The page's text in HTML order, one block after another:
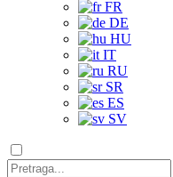
FR
DE
HU
IT
RU
SR
ES
SV